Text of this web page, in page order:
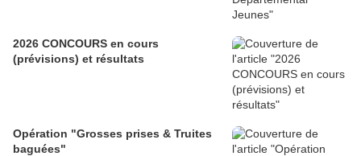
2026 CONCOURS en cours
(prévisions) et résultats
Opération "Grosses prises & Truites
baguées"